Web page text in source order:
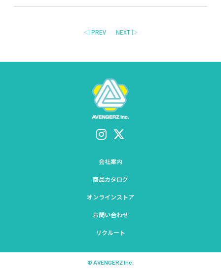
◁ PREV NEXT ▷
会社案内
商品カタログ
オンラインストア
お問い合わせ
リクルート
© AVENGERZ Inc.